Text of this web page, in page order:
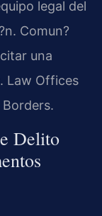
legal del
Comun?
una
Law Offices
Borders.
Delito